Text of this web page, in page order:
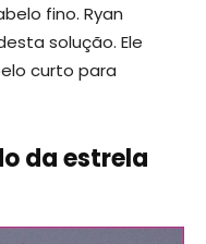
fino. Ryan
solução. Ele
curto para
da estrela